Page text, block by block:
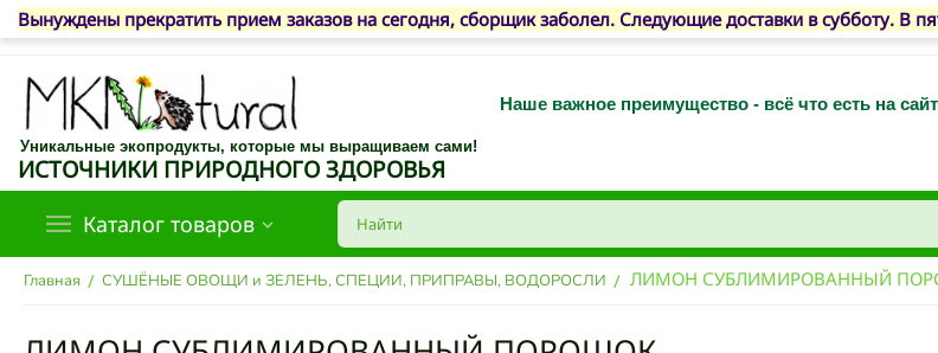
Вынуждены прекратить прием заказов на сегодня, сборщик заболел. Следующие доставки в субботу. В
Наше важное преимущество - всё что есть на
Уникальные экопродукты, которые мы выращиваем сами!
ИСТОЧНИКИ ПРИРОДНОГО ЗДОРОВЬЯ
Каталог товаров
Главная / СУШЁНЫЕ ОВОЩИ и ЗЕЛЕНЬ, СПЕЦИИ, ПРИПРАВЫ, ВОДОРОСЛИ / ЛИМОН СУБЛИМИРОВАННЫЙ